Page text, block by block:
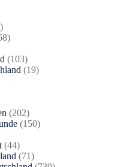
210
Produkte
68
103103
Produkte
1919
202202
Produkte
150150
4444
Produkte
7171